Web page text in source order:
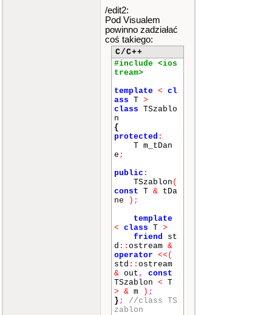
n
=
newelement
<T> [n.numb
er- 1 ]
n
rst=n.tab[
n.number
n . tab
[n. number
1
]-> next=N
ULL
n
ue=wartosc
}
{
n. tab
[n.number].
value
n .tab
[ n. number
next= n. tab
[ n .number -
1 ];
} ;
return i
n
} ;
/edit2:
Pod Visualem
powinno zadziałać
coś takiego:
C/C++
#include <ios
tream>
template < cl
ass T >
class TSzablo
n
{
protected :
T m_tDan
e ;
public :
TSzablon (
const T & tDa
ne
) ;
template
< class T >
friend st
d :: ostream &
operator << (
std :: ostream
& out ,
const
TSzablon < T
> & m ) ;
} ;
//class TS
zablon